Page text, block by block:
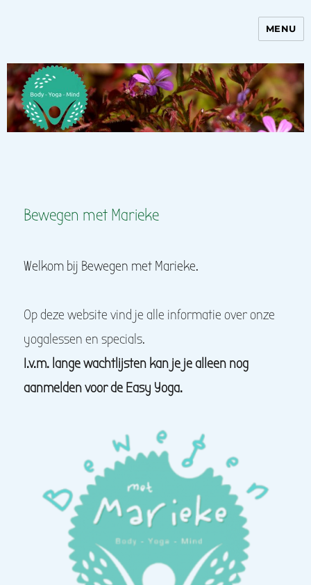
MENU
Bewegen met Marieke
Welkom bij Bewegen met Marieke.
Op deze website vind je alle informatie over onze
yogalessen en specials.
I.v.m. lange wachtlijsten kan je je alleen nog
aanmelden voor de Easy Yoga.